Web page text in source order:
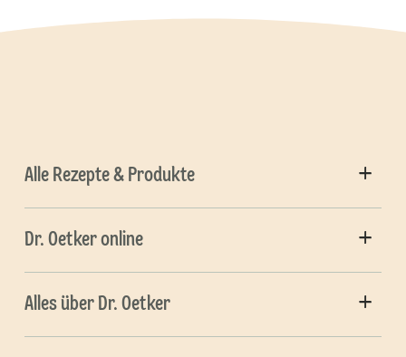
Alle Rezepte & Produkte
Dr. Oetker online
Alles über Dr. Oetker